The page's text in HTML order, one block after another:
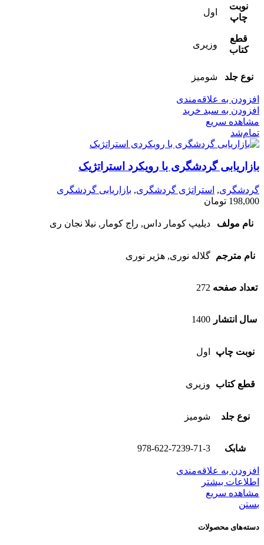
نوبت
چاپ
اول
قطع
کتاب
وزیری
نوع جلد شومیز
افزودن به علاقه‌مندی
افزودن به سبد خرید
مشاهده سریع
تمام‌شد
بازاریابی گردشگری با رویکرد استراتژیک
گردشگری, استراتژی گردشگری, بازاریابی گردشگری
198,000 تومان
نام مولف دیلیپ کومار داس, راج کومار, نیلا نجان ری
نام مترجم گلاله نوری, هژیر نوری
تعداد صفحه 272
سال انتشار 1400
نوبت چاپ اول
قطع کتاب وزیری
نوع جلد شومیز
شابک 978-622-7239-71-3
افزودن به علاقه‌مندی
اطلاعات بیشتر
مشاهده سریع
بستن
دسته‌های محصولات